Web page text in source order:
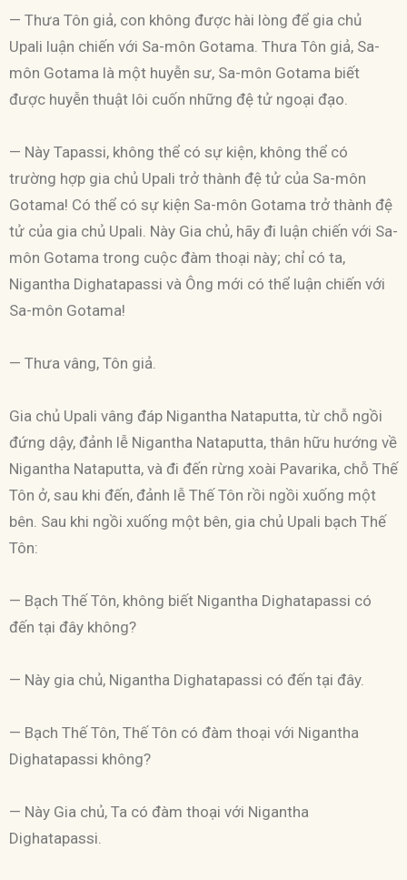
— Thưa Tôn giả, con không được hài lòng để gia chủ
Upali luận chiến với Sa-môn Gotama. Thưa Tôn giả, Sa-
môn Gotama là một huyễn sư, Sa-môn Gotama biết
được huyễn thuật lôi cuốn những đệ tử ngoại đạo.
— Này Tapassi, không thể có sự kiện, không thể có
trường hợp gia chủ Upali trở thành đệ tử của Sa-môn
Gotama! Có thể có sự kiện Sa-môn Gotama trở thành đệ
tử của gia chủ Upali. Này Gia chủ, hãy đi luận chiến với Sa-
môn Gotama trong cuộc đàm thoại này; chỉ có ta,
Nigantha Dighatapassi và Ông mới có thể luận chiến với
Sa-môn Gotama!
— Thưa vâng, Tôn giả.
Gia chủ Upali vâng đáp Nigantha Nataputta, từ chỗ ngồi
đứng dậy, đảnh lễ Nigantha Nataputta, thân hữu hướng về
Nigantha Nataputta, và đi đến rừng xoài Pavarika, chỗ Thế
Tôn ở, sau khi đến, đảnh lễ Thế Tôn rồi ngồi xuống một
bên. Sau khi ngồi xuống một bên, gia chủ Upali bạch Thế
Tôn:
— Bạch Thế Tôn, không biết Nigantha Dighatapassi có
đến tại đây không?
— Này gia chủ, Nigantha Dighatapassi có đến tại đây.
— Bạch Thế Tôn, Thế Tôn có đàm thoại với Nigantha
Dighatapassi không?
— Này Gia chủ, Ta có đàm thoại với Nigantha
Dighatapassi.